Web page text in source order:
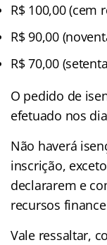
R$ 100,00 (cem
R$ 90,00
R$ 70,00
O pedido de
efetuado nos
Não haverá
inscrição,
declararem e
recursos
Vale ressaltar,